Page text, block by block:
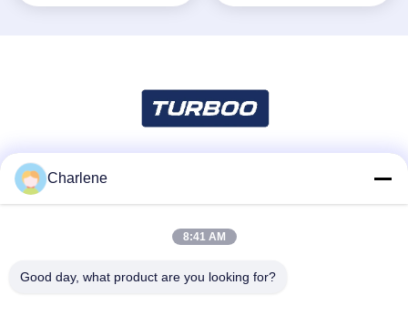
Charlene
8:41 AM
Good day, what product are you looking for?